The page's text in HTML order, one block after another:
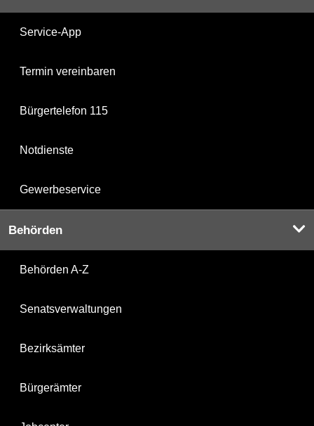
Service-App
Termin vereinbaren
Bürgertelefon 115
Notdienste
Gewerbeservice
Behörden
Behörden A-Z
Senatsverwaltungen
Bezirksämter
Bürgerämter